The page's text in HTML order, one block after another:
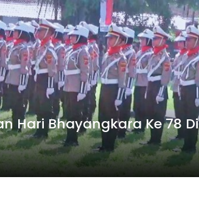
Hari Bhayangkara Ke 78 Di